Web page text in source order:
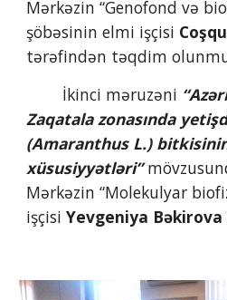
Mərkəzin “Genofond və
şöbəsinin elmi işçisi
tərəfindən təqdim
        İkinci məruzəni
Zaqatala zonasında
(Amaranthus L.)
xüsusiyyətləri”
Mərkəzin “Molekulyar
işçisi Yevgeniya Bəkirova